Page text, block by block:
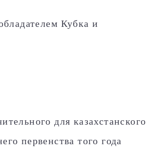
Кубка и
для казахстанского
первенства того года